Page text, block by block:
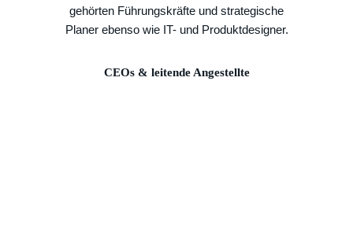
gehörten Führungskräfte und strategische
Planer ebenso wie IT- und Produktdesigner.
CEOs & leitende Angestellte